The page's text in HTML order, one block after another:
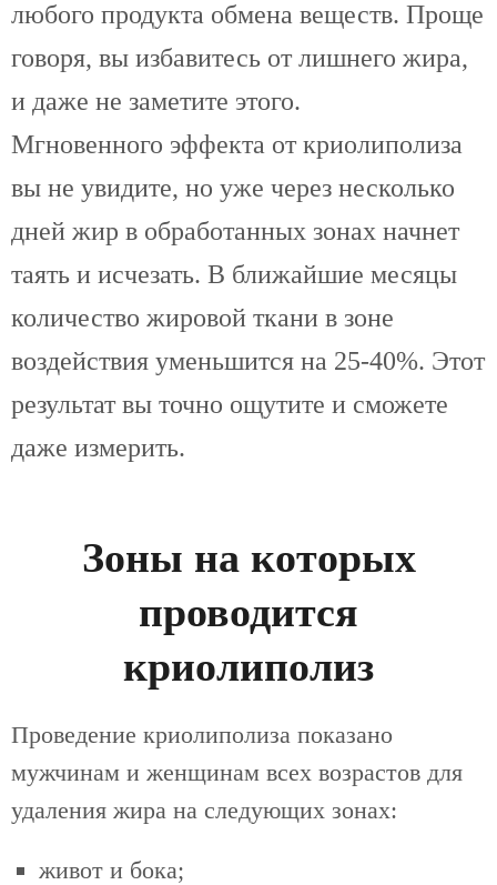
любого продукта обмена веществ. Проще
говоря, вы избавитесь от лишнего жира,
и даже не заметите этого.
Мгновенного эффекта от криолиполиза
вы не увидите, но уже через несколько
дней жир в обработанных зонах начнет
таять и исчезать. В ближайшие месяцы
количество жировой ткани в зоне
воздействия уменьшится на 25-40%. Этот
результат вы точно ощутите и сможете
даже измерить.
Зоны на которых
проводится
криолиполиз
Проведение криолиполиза показано
мужчинам и женщинам всех возрастов для
удаления жира на следующих зонах:
живот и бока;